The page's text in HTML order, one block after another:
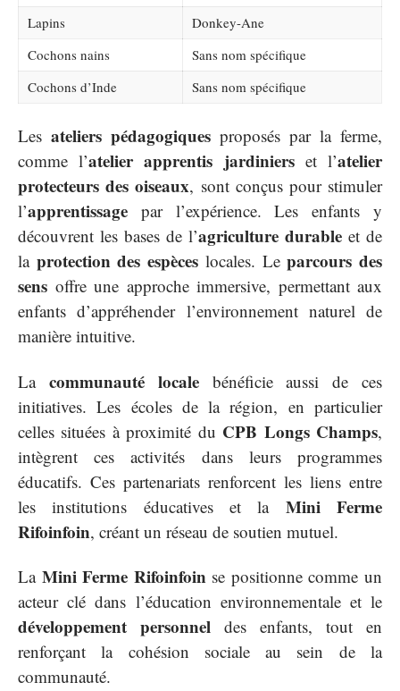
Lapins
Donkey-Ane
Cochons nains
Sans nom spécifique
Cochons d’Inde
Sans nom spécifique
Les ateliers pédagogiques proposés par la ferme,
comme l’atelier apprentis jardinierset l’atelier
protecteurs des oiseaux, sont conçus pour stimuler
l’apprentissage par l’expérience. Les enfants y
découvrent les bases de l’agriculture durable et de
la protection des espèces locales. Leparcours des
sens offre une approche immersive, permettant aux
enfants d’appréhender l’environnement naturel de
manière intuitive.
La communauté localebénéficie aussi de ces
initiatives. Les écoles de la région, en particulier
celles situées à proximité du CPB Longs Champs,
intègrent ces activités dans leurs programmes
éducatifs. Ces partenariats renforcent les liens entre
les institutions éducatives et la Mini Ferme
Rifoinfoin, créant un réseau de soutien mutuel.
La Mini Ferme Rifoinfoinse positionne comme un
acteur clé dans l’éducation environnementale et le
développement personnel des enfants, tout en
renforçant la cohésion sociale au sein de la
communauté.